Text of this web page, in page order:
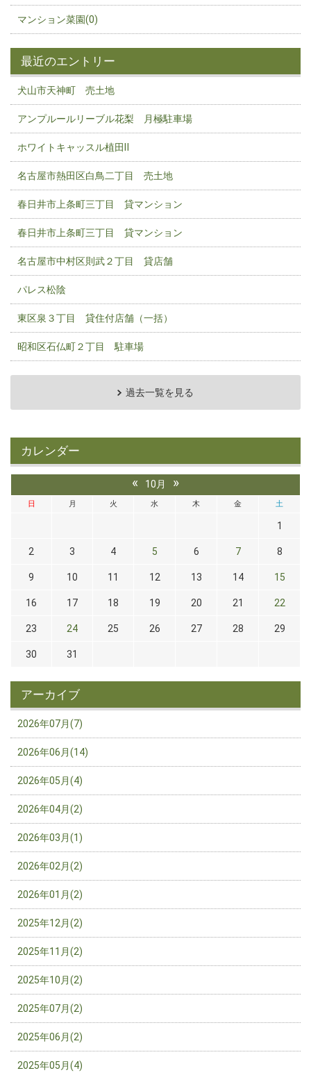
マンション菜園(0)
最近のエントリー
犬山市天神町 売土地
アンプルールリーブル花梨 月極駐車場
ホワイトキャッスル植田Ⅱ
名古屋市熱田区白鳥二丁目 売土地
春日井市上条町三丁目 貸マンション
春日井市上条町三丁目 貸マンション
名古屋市中村区則武２丁目 貸店舗
パレス松陰
東区泉３丁目 貸住付店舗（一括）
昭和区石仏町２丁目 駐車場
過去一覧を見る
カレンダー
« 10月 »
日 月 火 水 木 金 土
1
2 3 4 5 6 7 8
9 10 11 12 13 14 15
16 17 18 19 20 21 22
23 24 25 26 27 28 29
30 31
アーカイブ
2026年07月(7)
2026年06月(14)
2026年05月(4)
2026年04月(2)
2026年03月(1)
2026年02月(2)
2026年01月(2)
2025年12月(2)
2025年11月(2)
2025年10月(2)
2025年07月(2)
2025年06月(2)
2025年05月(4)